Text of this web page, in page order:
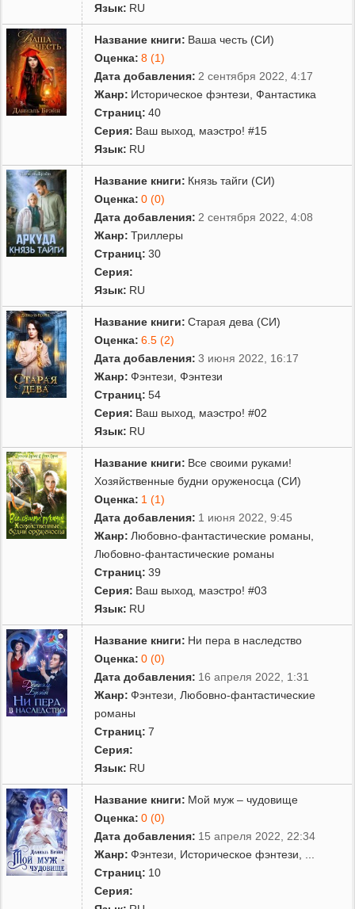
Язык: RU
Название книги: Ваша честь (СИ)
Оценка: 8 (1)
Дата добавления: 2 сентября 2022, 4:17
Жанр: Историческое фэнтези ,Фантастика
Страниц: 40
Серия: Ваш выход, маэстро! #15
Язык: RU
Название книги: Князь тайги (СИ)
Оценка: 0 (0)
Дата добавления: 2 сентября 2022, 4:08
Жанр: Триллеры
Страниц: 30
Серия:
Язык: RU
Название книги: Старая дева (СИ)
Оценка: 6.5 (2)
Дата добавления: 3 июня 2022, 16:17
Жанр: Фэнтези ,Фэнтези
Страниц: 54
Серия: Ваш выход, маэстро! #02
Язык: RU
Название книги: Все своими руками!
Хозяйственные будни оруженосца (СИ)
Оценка: 1 (1)
Дата добавления: 1 июня 2022, 9:45
Жанр: Любовно-фантастические романы
Любовно-фантастические романы
Страниц: 39
Серия: Ваш выход, маэстро! #03
Язык: RU
Название книги: Ни пера в наследство
Оценка: 0 (0)
Дата добавления: 16 апреля 2022, 1:31
Жанр: Фэнтези
Любовно-фантастические
романы
Страниц: 7
Серия:
Язык: RU
Название книги: Мой муж – чудовище
Оценка: 0 (0)
Дата добавления: 15 апреля 2022, 22:34
Жанр: Фэнтези Историческое фэнтези
Страниц: 10
Серия: